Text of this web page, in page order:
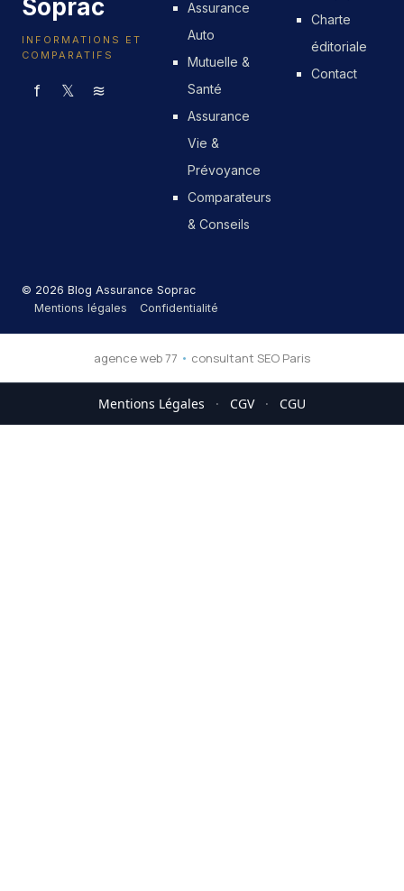
Soprac
INFORMATIONS ET
COMPARATIFS
f 𝕏 ≋
Assurance
Auto
Mutuelle &
Santé
Assurance
Vie &
Prévoyance
Comparateurs
& Conseils
Charte
éditoriale
Contact
© 2026 Blog Assurance Soprac
Mentions légales
Confidentialité
agence web 77 • consultant SEO Paris
Mentions Légales · CGV · CGU